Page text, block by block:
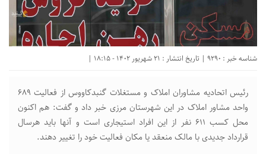
شناسه خبر : 9290 | تاریخ انتشار : 21 شهریور 1402 - 18:15 |
رئیس اتحادیه مشاوران املاک و مستغلات گنبدکاووس از فعالیت ۶۸۹
واحد مشاور املاک در این شهرستان مرزی خبر داد و گفت: هم اکنون
محل کسب ۶۱۱ نفر از این افراد استیجاری است و آنها باید هرسال
قرارداد جدیدی با مالک منعقد یا مکان فعالیت خود را تغییر دهند.